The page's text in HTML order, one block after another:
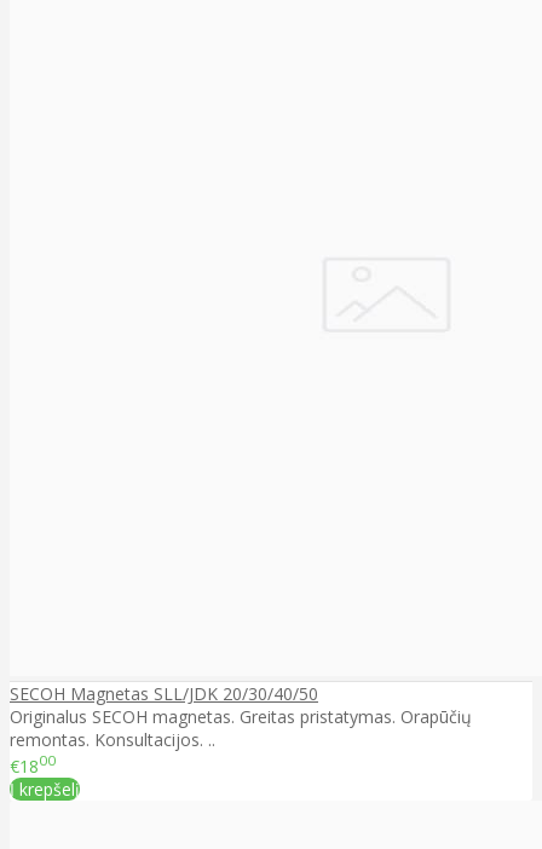
SECOH Magnetas SLL/JDK 20/30/40/50
Originalus SECOH magnetas. Greitas pristatymas. Orapūčių
remontas. Konsultacijos. ..
€1800
Į krepšelį